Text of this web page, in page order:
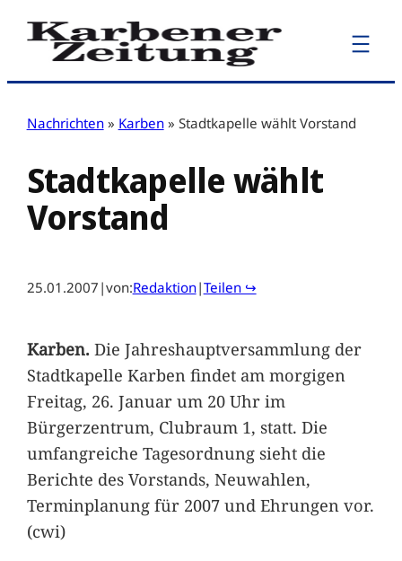
Zum
Inhalt
Nachrichten » Karben » Stadtkapelle wählt Vorstand
Stadtkapelle wählt
Vorstand
25.01.2007 |von:Redaktion|Teilen ↪
Karben.Die Jahreshauptversammlung der
Stadtkapelle Karben findet am morgigen
Freitag, 26. Januar um 20 Uhr im
Bürgerzentrum, Clubraum 1, statt. Die
umfangreiche Tagesordnung sieht die
Berichte des Vorstands, Neuwahlen,
Terminplanung für 2007 und Ehrungen vor.
(cwi)